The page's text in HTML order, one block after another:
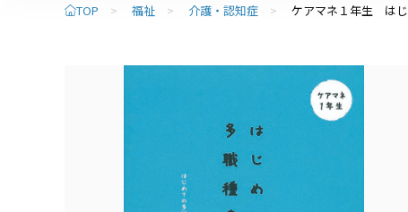
TOP > 福祉 > 介護・認知症 > ケアマネ１年生 は